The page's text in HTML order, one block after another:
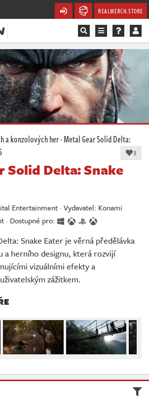
REALMERCH.STORE
a konzolových her·Metal Gear Solid Delta:
8
Solid Delta: Snake
Entertainment · Vydavatel: Konami
· Dostupné pro:
Snake Eater je věrná předělávka
a herního designu, která rozvijí
vizuálními efekty a
zážitkem.